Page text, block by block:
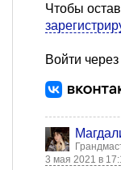
Чтобы
Войти
3 мая 2021 в